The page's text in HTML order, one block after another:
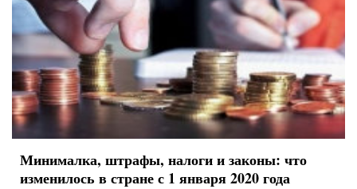
Минималка, штрафы, налоги и законы: что
изменилось в стране с 1 января 2020 года